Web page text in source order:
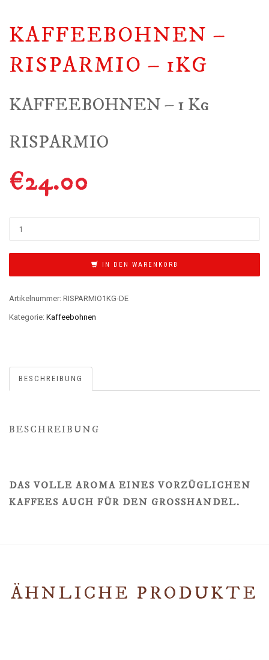
KAFFEEBOHNEN –
RISPARMIO – 1KG
KAFFEEBOHNEN – 1 Kg
RISPARMIO
€24.00
IN DEN WARENKORB
Artikelnummer: RISPARMIO1KG-DE
Kategorie: Kaffeebohnen
BESCHREIBUNG
BESCHREIBUNG
DAS VOLLE AROMA EINES VORZÜGLICHEN
KAFFEES AUCH FÜR DEN GROSSHANDEL.
ÄHNLICHE PRODUKTE